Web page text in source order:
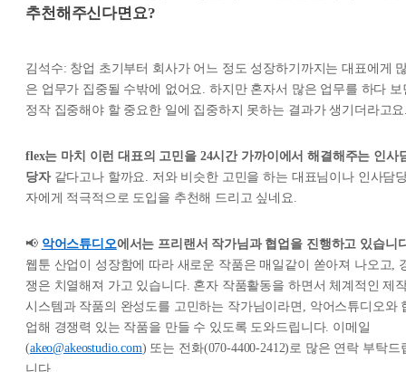
추천해주신다면요?
김석수: 창업 초기부터 회사가 어느 정도 성장하기까지는 대표에게
은 업무가 집중될 수밖에 없어요. 하지만 혼자서 많은 업무를 하다 보
정작 집중해야 할 중요한 일에 집중하지 못하는 결과가 생기더라고
flex는 마치 이런 대표의 고민을 24시간 가까이에서 해결해주는 인사
당자같다고나 할까요. 저와 비슷한 고민을 하는 대표님이나 인사담
자에게 적극적으로 도입을 추천해 드리고 싶네요.
📢 악어스튜디오에서는 프리랜서 작가님과 협업을 진행하고 있습니
웹툰 산업이 성장함에 따라 새로운 작품은 매일같이 쏟아져 나오고,
쟁은 치열해져 가고 있습니다. 혼자 작품활동을 하면서 체계적인 제
시스템과 작품의 완성도를 고민하는 작가님이라면, 악어스튜디오와
업해 경쟁력 있는 작품을 만들 수 있도록 도와드립니다. 이메일
(akeo@akeostudio.com) 또는 전화(070-4400-2412)로 많은 연락 부탁드
니다.